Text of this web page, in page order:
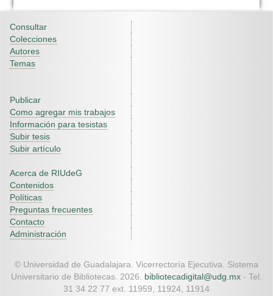
Consultar
Colecciones
Autores
Temas
Publicar
Como agregar mis trabajos
Información para tesistas
Subir tesis
Subir artículo
Acerca de RIUdeG
Contenidos
Políticas
Preguntas frecuentes
Contacto
Administración
© Universidad de Guadalajara. Vicerrectoría Ejecutiva. Sistema
Universitario de Bibliotecas. 2026. bibliotecadigital@udg.mx - Tel.
31 34 22 77 ext. 11959, 11924, 11914